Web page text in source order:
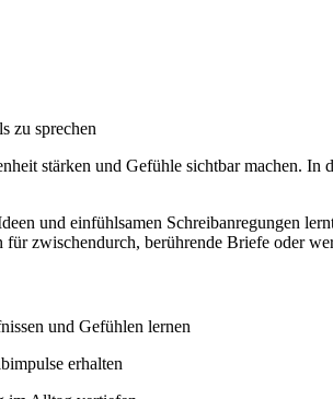
zu sprechen
stärken und Gefühle sichtbar machen.
und einfühlsamen Schreibanregungen
zwischendurch, berührende Briefe oder
und Gefühlen lernen
erhalten